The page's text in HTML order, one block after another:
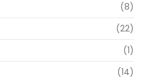
(8)
(22)
(1)
(14)